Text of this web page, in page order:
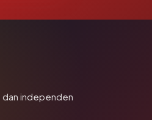
independen